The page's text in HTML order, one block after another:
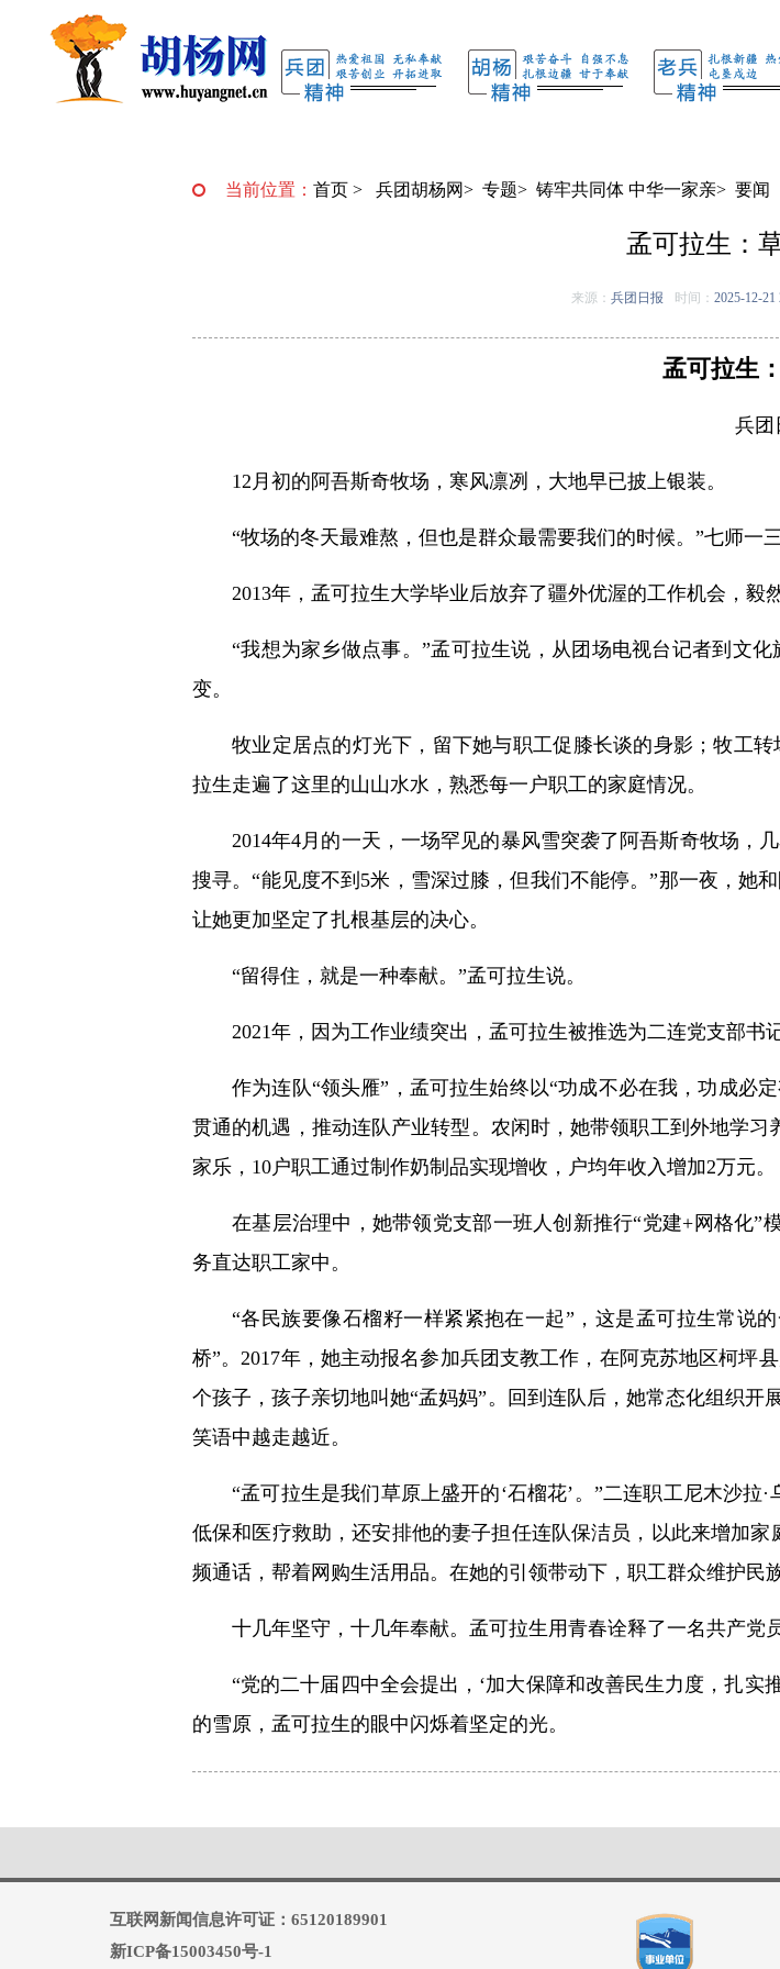
当前位置： 首页 > 兵团胡杨网> 专题> 铸牢共同体 中华一家亲> 要闻
孟可拉生：
来源： 兵团日报 时间： 2025-12-21
孟可拉生
兵团
12月初的阿吾斯奇牧场，寒风凛冽，大地早已披上银装。
“牧场的冬天最难熬，但也是群众最需要我们的时候。”七师一
2013年，孟可拉生大学毕业后放弃了疆外优渥的工作机会，毅
“我想为家乡做点事。”孟可拉生说，从团场电视台记者到文
变。
牧业定居点的灯光下，留下她与职工促膝长谈的身影；牧工
拉生走遍了这里的山山水水，熟悉每一户职工的家庭情况。
2014年4月的一天，一场罕见的暴风雪突袭了阿吾斯奇牧场，
搜寻。“能见度不到5米，雪深过膝，但我们不能停。”那一夜，她
让她更加坚定了扎根基层的决心。
“留得住，就是一种奉献。”孟可拉生说。
2021年，因为工作业绩突出，孟可拉生被推选为二连党支部书
作为连队“领头雁”，孟可拉生始终以“功成不必在我，功成必
贯通的机遇，推动连队产业转型。农闲时，她带领职工到外地学
家乐，10户职工通过制作奶制品实现增收，户均年收入增加2万元。
在基层治理中，她带领党支部一班人创新推行“党建+网格化
务直达职工家中。
“各民族要像石榴籽一样紧紧抱在一起”，这是孟可拉生常说
桥”。2017年，她主动报名参加兵团支教工作，在阿克苏地区柯坪
个孩子，孩子亲切地叫她“孟妈妈”。回到连队后，她常态化组织
笑语中越走越近。
“孟可拉生是我们草原上盛开的‘石榴花’。”二连职工尼木沙
低保和医疗救助，还安排他的妻子担任连队保洁员，以此来增加
频通话，帮着网购生活用品。在她的引领带动下，职工群众维护民
十几年坚守，十几年奉献。孟可拉生用青春诠释了一名共产党
“党的二十届四中全会提出，‘加大保障和改善民生力度，扎
的雪原，孟可拉生的眼中闪烁着坚定的光。
互联网新闻信息许可证：65120189901
新ICP备15003450号-1